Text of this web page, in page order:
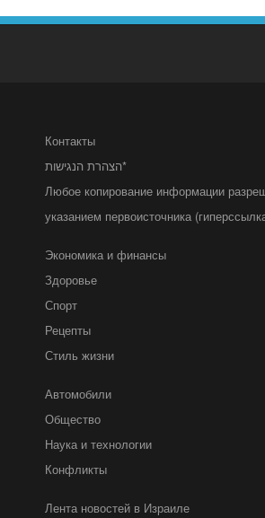
Контакты
הצהרת הנגישות*
Любое копирование информации
указанием первоисточника
Экономика и финансы
Здоровье
Спорт
Рецепты
Стиль жизни
Автомобили
Общество
Наука и технологии
Конфликты
Лента новостей в Израиле